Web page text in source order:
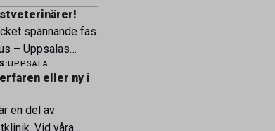
spännande fas.
– Uppsalas
nu sin
söker
vill vara med
UPPSALA
eller ny i
en del av
Vid våra